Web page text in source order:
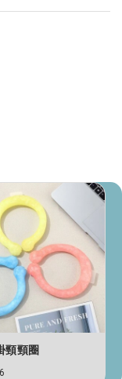
頸頸圈